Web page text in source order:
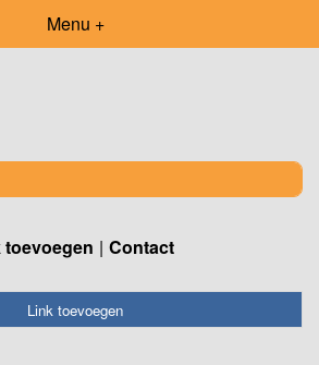
Menu +
toevoegen Contact
Link toevoegen